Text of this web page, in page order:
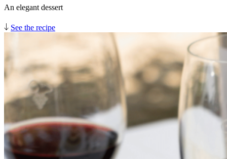
An elegant dessert
See the recipe